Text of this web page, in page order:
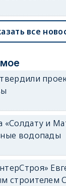
все
«Солдату и
водопады
строителем